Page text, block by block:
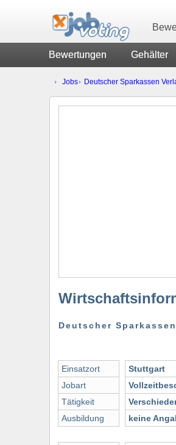
Bewertungen Gehälter
Jobs Deutscher Sparkassen
Deutscher
Einsatzort
Jobart
Tätigkeit
Ausbildung
Stuttgart
keine